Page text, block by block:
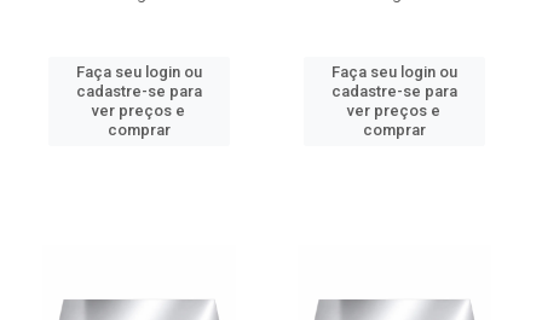
Faça seu login ou
cadastre-se para
ver preços e
comprar
Faça seu login ou
cadastre-se para
ver preços e
comprar